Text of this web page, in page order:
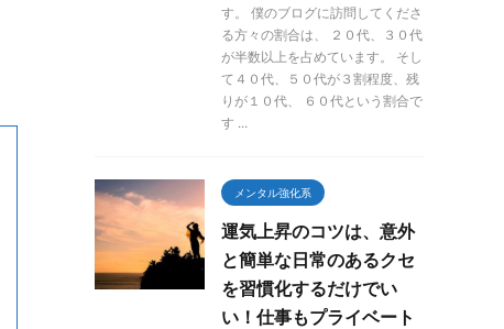
す。 僕のブログに訪問してくださ
る方々の割合は、 ２０代、３０代
が半数以上を占めています。 そし
て４０代、５０代が３割程度、残
りが１０代、 ６０代という割合で
す ...
メンタル強化系
運気上昇のコツは、意外
と簡単な日常のあるクセ
を習慣化するだけでい
い！仕事もプライベート